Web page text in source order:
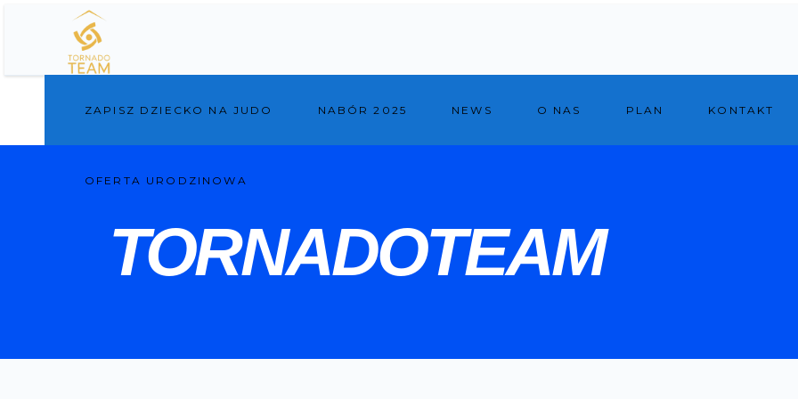
ZAPISZ DZIECKO NA JUDO NABÓR 2025 NEWS O NAS PLAN KONTAKT
OFERTA URODZINOWA
TORNADOTEAM